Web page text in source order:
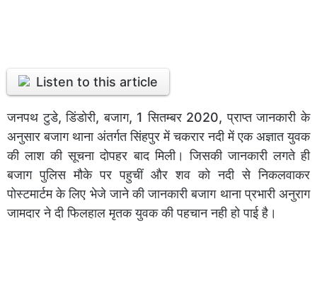
Listen to this article
जनपथ टुडे, डिंडोरी, बजाग, 1 सितम्बर 2020, प्राप्त जानकारी के
अनुसार बजाग थाना अंतर्गत सिंहपुर में चकरार नदी में एक अज्ञात युवक
की लाश की सूचना दोपहर बाद मिली। जिसकी जानकारी लगते ही
बजाग पुलिस मौके पर पहुचीं और शव को नदी से निकलवाकर
पोस्टमार्टम के लिए भेजे जाने की जानकारी बजाग थाना प्रभारी अनुराग
जामदार ने दी फिलहाल मृतक युवक की पहचान नही हो पाई है।